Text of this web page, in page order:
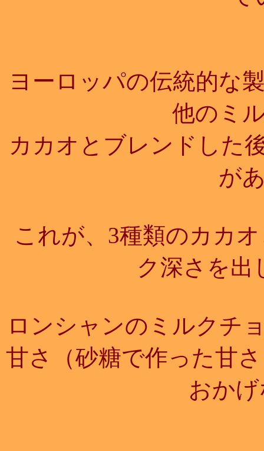
ヨーロッパの伝統的な
他のミ
カカオとブレンドした
が
これが、3種類のカカ
ク深さを出
ロンシャンのミルクチ
甘さ（砂糖で作った甘
おか